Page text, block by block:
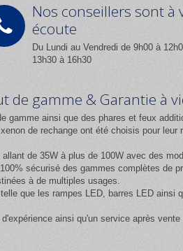
Nos conseillers sont à
écoute
Du Lundi au Vendredi de 9h00 à
13h30 à 16h30
de gamme & Garantie à
gamme ainsi que des phares et feux
de rechange ont été choisis pour
allant de 35W à plus de 100W avec des
100% sécurisé des gammes complètes de
à de multiples usages.
que les rampes LED, barres LED
ainsi qu'un service après